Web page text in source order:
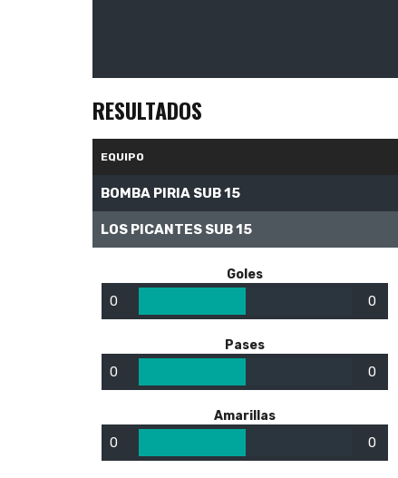
RESULTADOS
EQUIPO
BOMBA PIRIA SUB 15
LOS PICANTES SUB 15
Goles
0 0
Pases
0 0
Amarillas
0 0